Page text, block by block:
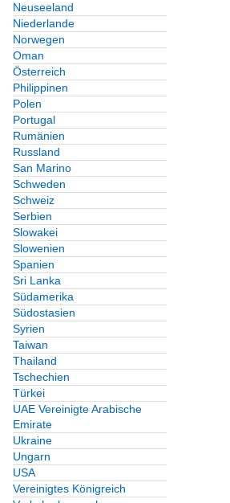
Neuseeland
Niederlande
Norwegen
Oman
Österreich
Philippinen
Polen
Portugal
Rumänien
Russland
San Marino
Schweden
Schweiz
Serbien
Slowakei
Slowenien
Spanien
Sri Lanka
Südamerika
Südostasien
Syrien
Taiwan
Thailand
Tschechien
Türkei
UAE Vereinigte Arabische
Emirate
Ukraine
Ungarn
USA
Vereinigtes Königreich